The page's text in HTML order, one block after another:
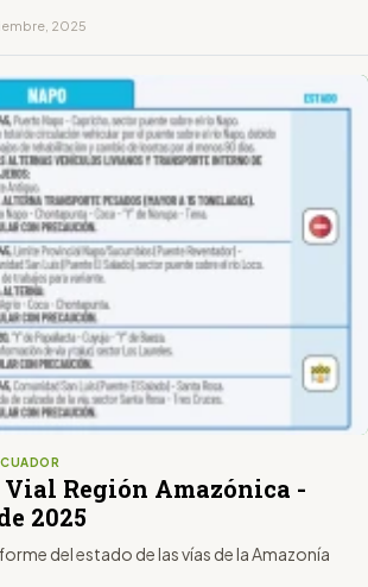
2025
Región Amazónica -
2025
del estado de las vías de la Amazonía